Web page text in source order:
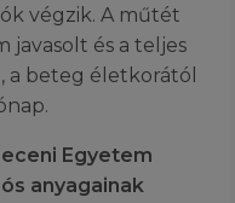
végzik. A műtét
javasolt és a teljes
beteg életkorától
Egyetem
anyagainak